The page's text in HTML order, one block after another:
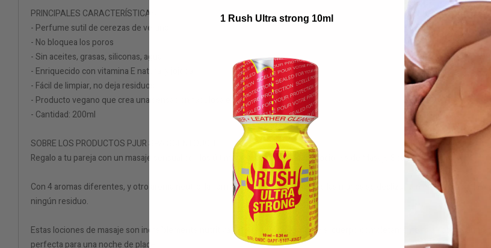
PRINCIPALES CARACTERÍSTICAS
- Perfume sutil de cerezas de verano
- No bloquea los poros
- Sin aceites, grasas, siliconas, agua
- Enriquecido con vitamina E natural y jojoba
- Fácil de limpiar, no deja residuos
- Producto vegano que crea una sensación fabulosa en la piel
- Cantidad: 200ml
SOBRE LOS PRODUCTOS PJUR SPA SCENTOUCH
Regalo a tu pareja con un masaje sensual con los últimos productos de Pjur - Lociones de Masaje Spa Scentouch.
Con 4 aromas diferentes, y otro aroma neutro, la fórmula duradera permite que las manos se deslizan sin esfuerzo por la
ningún residuo.
Estas lociones de masaje son increíblemente nutritivas, dejando la piel suave y el cuerpo completamente relajado. En un
perfecta para una noche de placer.
1 Rush Ultra strong 10ml